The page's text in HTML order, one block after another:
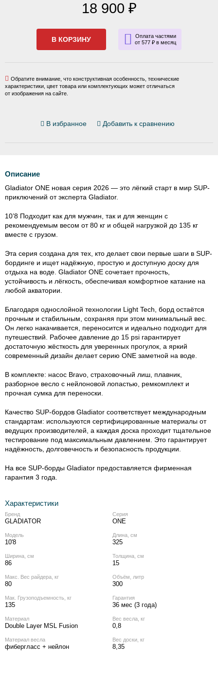
В избранное Добавить к сравнению
18 900 ₽
В КОРЗИНУ
Оплата частями
от 577 ₽ в месяц
Обратите внимание, что конструктивная особенность, технические
характеристики, цвет товара или комплектующих может отличаться
от изображения на сайте.
Описание
Gladiator ONE новая серия 2026 — это лёгкий старт в мир SUP-
приключений от эксперта Gladiator.
10’8 Подходит как для мужчин, так и для женщин с
рекомендуемым весом от 80 кг и общей нагрузкой до 135 кг
вместе с грузом.
Эта серия создана для тех, кто делает свои первые шаги в SUP-
бординге и ищет надёжную, простую и доступную доску для
отдыха на воде. Gladiator ONE сочетает прочность,
устойчивость и лёгкость, обеспечивая комфортное катание на
любой акватории.
Благодаря однослойной технологии Light Tech, борд остаётся
прочным и стабильным, сохраняя при этом минимальный вес.
Он легко накачивается, переносится и идеально подходит для
путешествий. Рабочее давление до 15 psi гарантирует
достаточную жёсткость для уверенных прогулок, а яркий
современный дизайн делает серию ONE заметной на воде.
В комплекте: насос Bravo, страховочный лиш, плавник,
разборное весло с нейлоновой лопастью, ремкомплект и
прочная сумка для переноски.
Качество SUP-бордов Gladiator соответствует международным
стандартам: используются сертифицированные материалы от
ведущих производителей, а каждая доска проходит тщательное
тестирование под максимальным давлением. Это гарантирует
надёжность, долговечность и безопасность продукции.
На все SUP-борды Gladiator предоставляется фирменная
гарантия 3 года.
Характеристики
Бренд
GLADIATOR
Серия
ONE
Модель
10'8
Длина, см
325
Ширина, см
86
Толщина, см
15
Макс. Вес райдера, кг
80
Объём, литр
300
Мак. Грузоподъемность, кг
135
Гарантия
36 мес (3 года)
Материал
Double Layer MSL Fusion
Вес весла, кг
0,8
Материал весла
фибергласс + нейлон
Вес доски, кг
8,35